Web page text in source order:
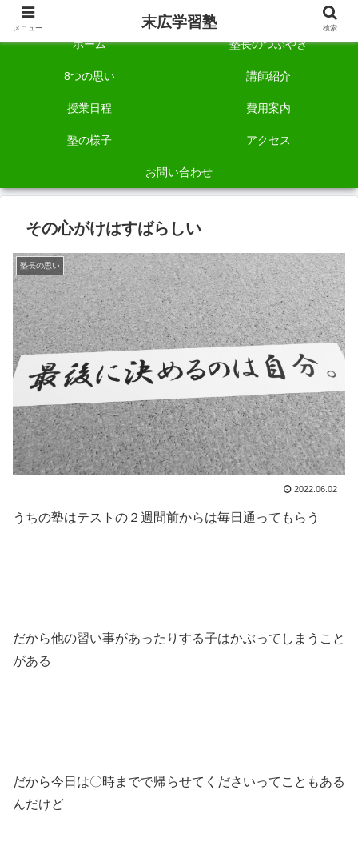
自称「一宮でいちばん塾で勉強させる塾」です。
ホーム 塾長のつぶやき
8つの思い 講師紹介
授業日程 費用案内
塾の様子 アクセス
お問い合わせ
その心がけはすばらしい
塾長の思い
2022.06.02
うちの塾はテストの２週間前からは毎日通ってもらう
だから他の習い事があったりする子はかぶってしまうこと
がある
だから今日は〇時までで帰らせてくださいってこともある
んだけど
メニュー 末広学習塾 検索